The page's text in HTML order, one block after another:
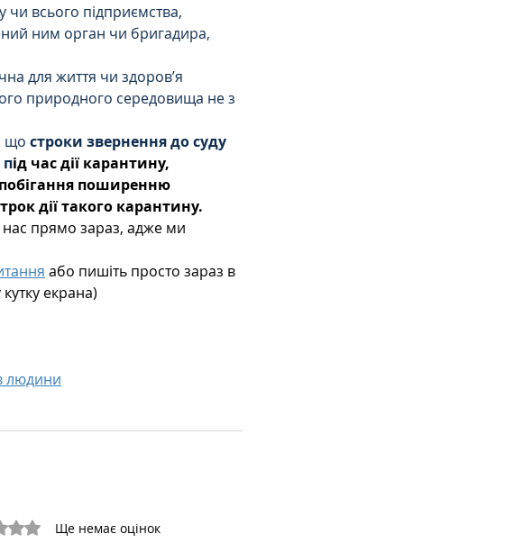
чи всього підприємства,
ним орган чи бригадира,
для життя чи здоров’я
природного середовища не з
що строки звернення до суду
під час дії карантину,
поширенню
дії такого карантину.
нас прямо зараз, адже ми
або пишіть просто зараз в
екрана)
людини
0 з 5 зірок.Ще немає оцінок